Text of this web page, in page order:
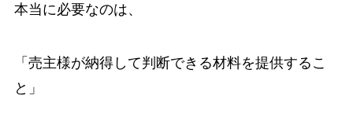
本当に必要なのは、
「売主様が納得して判断できる材料を提供するこ
と」